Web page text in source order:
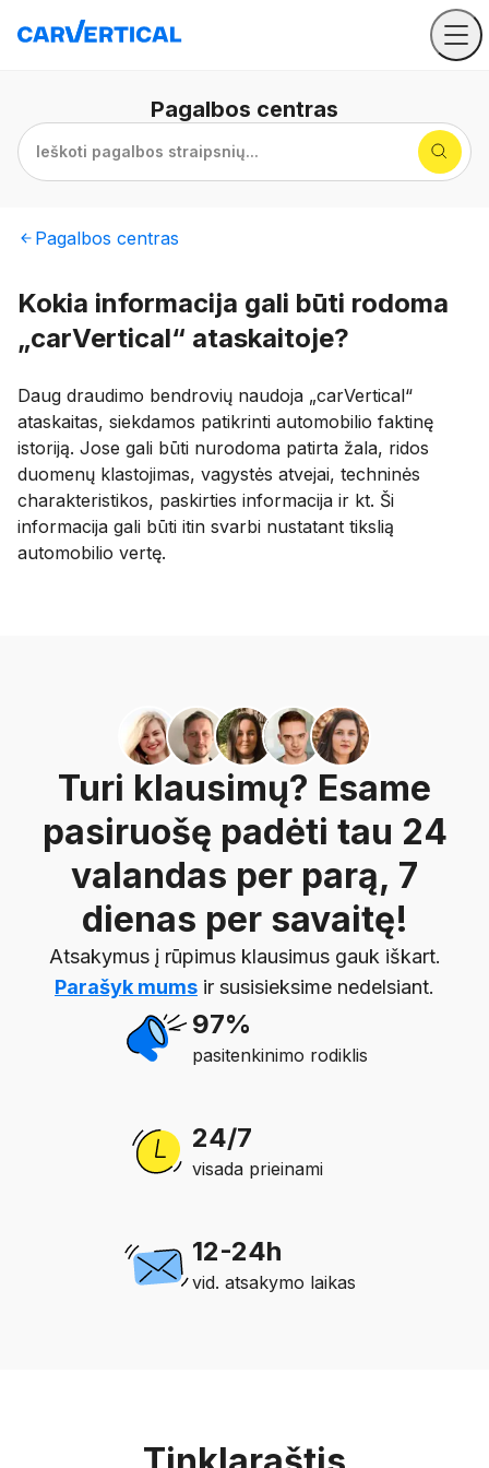
Pagalbos centras
Ieškoti pagalbos straipsnių...
Pagalbos centras
Kokia informacija gali būti rodoma
„carVertical“ ataskaitoje?
Daug draudimo bendrovių naudoja „carVertical“
ataskaitas, siekdamos patikrinti automobilio faktinę
istoriją. Jose gali būti nurodoma patirta žala, ridos
duomenų klastojimas, vagystės atvejai, techninės
charakteristikos, paskirties informacija ir kt. Ši
informacija gali būti itin svarbi nustatant tikslią
automobilio vertę.
Turi klausimų? Esame
pasiruošę padėti tau 24
valandas per parą, 7
dienas per savaitę!
Atsakymus į rūpimus klausimus gauk iškart.
Parašyk mums ir susisieksime nedelsiant.
97%
pasitenkinimo rodiklis
24/7
visada prieinami
12-24h
vid. atsakymo laikas